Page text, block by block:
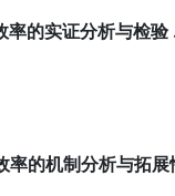
率的实证分析与检
率的机制分析与拓展